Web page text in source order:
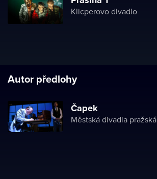
Klicperovo divadlo
Autor předlohy
Čapek
Městská divadla pražská